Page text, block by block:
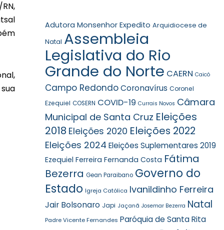
Adutora Monsenhor Expedito Arquidiocese de
Natal Assembleia
Legislativa do Rio
Grande do Norte CAERN Caicó
Campo Redondo Coronavírus Coronel
Ezequiel COSERN COVID-19 Currais Novos Câmara
Municipal de Santa Cruz Eleições
2018 Eleições 2020 Eleições 2022
Eleições 2024 Eleições Suplementares 2019
Ezequiel Ferreira Fernanda Costa Fátima
Bezerra Gean Paraibano Governo do
Estado Igreja Católica Ivanildinho Ferreira
Jair Bolsonaro Japi Jaçanã Josemar Bezerra Natal
Padre Vicente Fernandes Paróquia de Santa Rita